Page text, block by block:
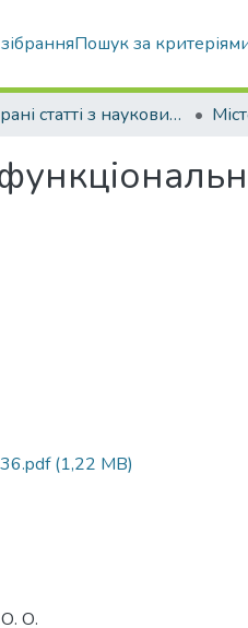
Пошук за
Вибрані статті з наукових збірників КНУБА
(1,22 MB)
О.